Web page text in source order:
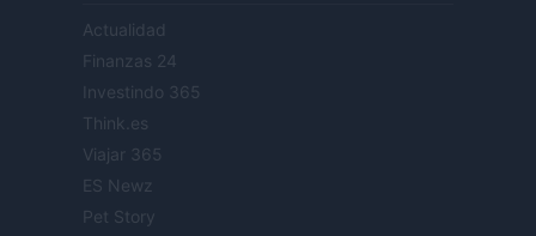
Actualidad
Finanzas 24
Investindo 365
Think.es
Viajar 365
ES Newz
Pet Story